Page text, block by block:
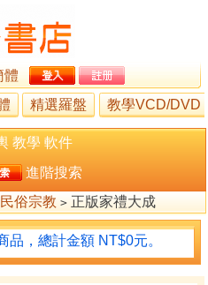
體
精選羅盤 教學VCD/DVD
教學 軟件
進階搜索
民俗宗教 > 正版家禮大成
品，總計金額 NT$0元。